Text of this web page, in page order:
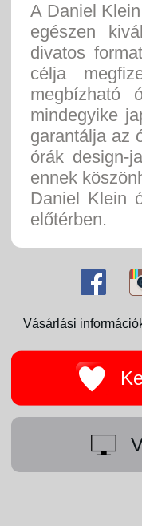
A Daniel
egészen
divatos
célja
megbízható
mindegyike
garantálja az
órák design-
ennek
Daniel Klein
előtérben.
Vásárlási